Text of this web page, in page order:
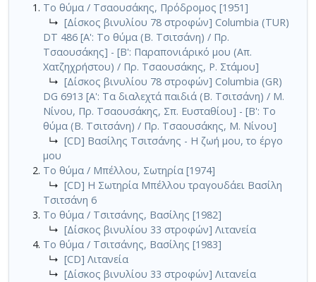
Το θύμα / Τσαουσάκης, Πρόδρομος [1951]
↳ [Δίσκος βινυλίου 78 στροφών] Columbia (TUR)
DT 486 [Α': Το θύμα (Β. Τσιτσάνη) / Πρ.
Τσαουσάκης] - [Β': Παραπονιάρικό μου (Απ.
Χατζηχρήστου) / Πρ. Τσαουσάκης, Ρ. Στάμου]
↳ [Δίσκος βινυλίου 78 στροφών] Columbia (GR)
DG 6913 [Α': Τα διαλεχτά παιδιά (Β. Τσιτσάνη) / Μ.
Νίνου, Πρ. Τσαουσάκης, Σπ. Ευσταθίου] - [Β': Το
θύμα (Β. Τσιτσάνη) / Πρ. Τσαουσάκης, Μ. Νίνου]
↳ [CD] Βασίλης Τσιτσάνης - Η ζωή μου, το έργο
μου
Το θύμα / Μπέλλου, Σωτηρία [1974]
↳ [CD] Η Σωτηρία Μπέλλου τραγουδάει Βασίλη
Τσιτσάνη 6
Το θύμα / Τσιτσάνης, Βασίλης [1982]
↳ [Δίσκος βινυλίου 33 στροφών] Λιτανεία
Το θύμα / Τσιτσάνης, Βασίλης [1983]
↳ [CD] Λιτανεία
↳ [Δίσκος βινυλίου 33 στροφών] Λιτανεία